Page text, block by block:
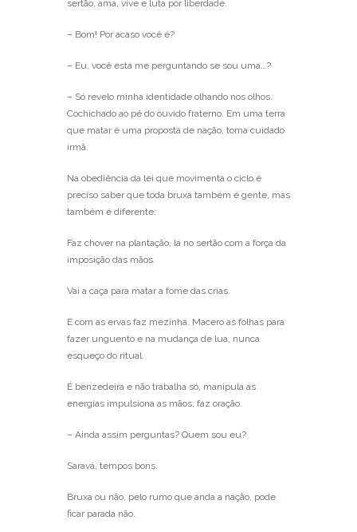
sertão, ama, vive e luta por liberdade.
– Bom! Por acaso você é?
– Eu, você está me perguntando se sou uma…?
– Só revelo minha identidade olhando nos olhos.
Cochichado ao pé do ouvido fraterno. Em uma terra
que matar é uma proposta de nação, toma cuidado
irmã.
Na obediência da lei que movimenta o ciclo é
preciso saber que toda bruxa também é gente, mas
também é diferente:
Faz chover na plantação, lá no sertão com a força da
imposição das mãos.
Vai a caça para matar a fome das crias.
E com as ervas faz mezinha. Macero as folhas para
fazer unguento e na mudança de lua, nunca
esqueço do ritual.
É benzedeira e não trabalha só, manipula as
energias impulsiona as mãos, faz oração.
– Ainda assim perguntas? Quem sou eu?
Saravá, tempos bons.
Bruxa ou não, pelo rumo que anda a nação, pode
ficar parada não.